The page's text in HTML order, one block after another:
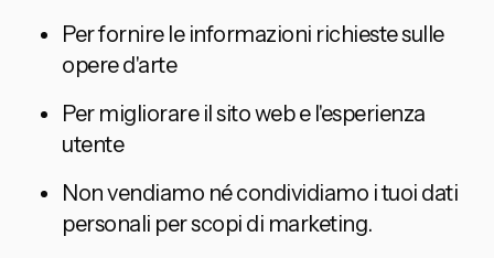
Per fornire le informazioni richieste sulle
opere d'arte
Per migliorare il sito web e l'esperienza
utente
Non vendiamo né condividiamo i tuoi dati
personali per scopi di marketing.